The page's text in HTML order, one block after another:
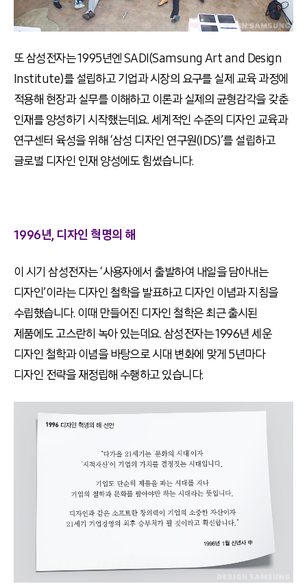
또 삼성전자는 1995년엔 SADI(Samsung Art and Design
Institute)를 설립하고 기업과 시장의 요구를 실제 교육 과정에
적용해 현장과 실무를 이해하고 이론과 실제의 균형감각을 갖춘
인재를 양성하기 시작했는데요. 세계적인 수준의 디자인 교육과
연구센터 육성을 위해 ‘삼성 디자인 연구원(IDS)’를 설립하고
글로벌 디자인 인재 양성에도 힘썼습니다.
1996년, 디자인 혁명의 해
이 시기 삼성전자는 ‘사용자에서 출발하여 내일을 담아내는
디자인’이라는 디자인 철학을 발표하고 디자인 이념과 지침을
수립했습니다. 이때 만들어진 디자인 철학은 최근 출시된
제품에도 고스란히 녹아 있는데요. 삼성전자는 1996년 세운
디자인 철학과 이념을 바탕으로 시대 변화에 맞게 5년마다
디자인 전략을 재정립해 수행하고 있습니다.